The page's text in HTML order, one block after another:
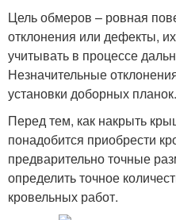
Цель обмеров – ровная
отклонения или дефекты,
учитывать в процессе
Незначительные
установки доборных планок.
Перед тем, как накрыть
понадобится приобрести
предварительно точные
определить точное
кровельных работ.